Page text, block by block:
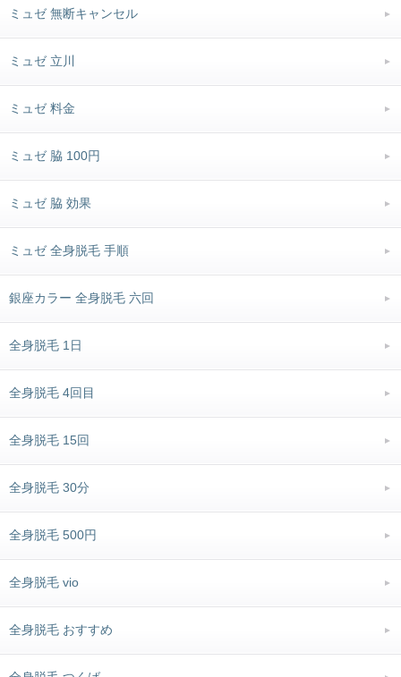
ミュゼ 無断キャンセル
ミュゼ 立川
ミュゼ 料金
ミュゼ 脇 100円
ミュゼ 脇 効果
ミュゼ 全身脱毛 手順
銀座カラー 全身脱毛 六回
全身脱毛 1日
全身脱毛 4回目
全身脱毛 15回
全身脱毛 30分
全身脱毛 500円
全身脱毛 vio
全身脱毛 おすすめ